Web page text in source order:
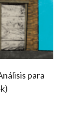
para